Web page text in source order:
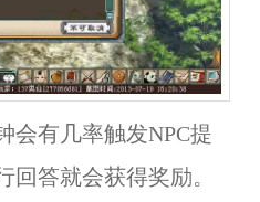
有几率触发NPC提
回答就会获得奖励。